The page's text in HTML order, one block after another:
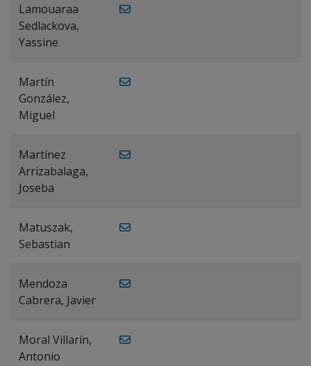
Lamouaraa
Sedlackova,
Yassine
Martín
González,
Miguel
Martínez
Arrizabalaga,
Joseba
Matuszak,
Sebastian
Mendoza
Cabrera, Javier
Moral Villarín,
Antonio